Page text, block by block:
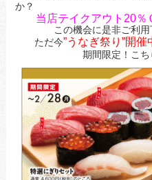
か？
当店テイクアウト20％
この機会に是非ご利用
ただ今”うなぎ祭り”開催
期間限定！こちらもお